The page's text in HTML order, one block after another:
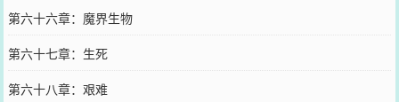
第六十六章：魔界生物
第六十七章：生死
第六十八章：艰难